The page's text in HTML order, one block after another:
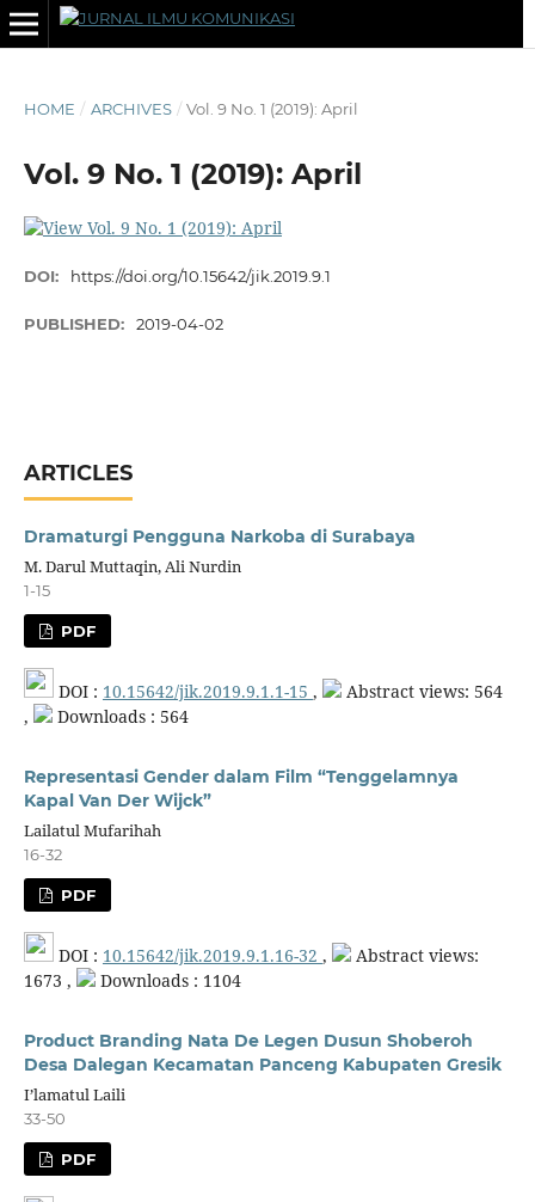
HOME / ARCHIVES / Vol. 9 No. 1 (2019): April
Vol. 9 No. 1 (2019): April
DOI: https://doi.org/10.15642/jik.2019.9.1
PUBLISHED: 2019-04-02
ARTICLES
Dramaturgi Pengguna Narkoba di Surabaya
M. Darul Muttaqin, Ali Nurdin
1-15
PDF
DOI : 10.15642/jik.2019.9.1.1-15 ,
Abstract views: 564
,
Downloads : 564
Representasi Gender dalam Film “Tenggelamnya
Kapal Van Der Wijck”
Lailatul Mufarihah
16-32
PDF
DOI : 10.15642/jik.2019.9.1.16-32 ,
Abstract views:
1673 ,
Downloads : 1104
Product Branding Nata De Legen Dusun Shoberoh
Desa Dalegan Kecamatan Panceng Kabupaten Gresik
I’lamatul Laili
33-50
PDF